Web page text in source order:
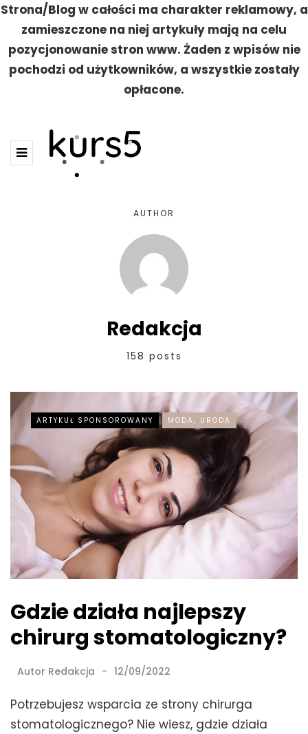
Strona/Blog w całości ma charakter reklamowy, a
zamieszczone na niej artykuły mają na celu
pozycjonowanie stron www. Żaden z wpisów nie
pochodzi od użytkowników, a wszystkie zostały
opłacone.
AUTHOR
Redakcja
158 posts
ARTYKUŁ SPONSOROWANY MODA, URODA
Gdzie działa najlepszy
chirurg stomatologiczny?
Autor Redakcja 12/09/2022
Potrzebujesz wsparcia ze strony chirurga
stomatologicznego? Nie wiesz, gdzie działa